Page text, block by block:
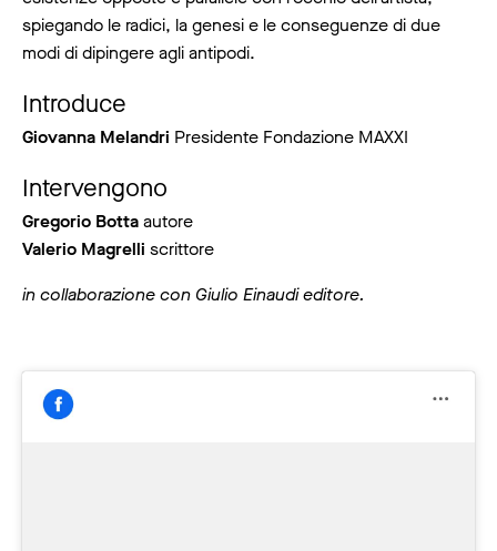
spiegando le radici, la genesi e le conseguenze di due
modi di dipingere agli antipodi.
Introduce
Giovanna Melandri Presidente Fondazione MAXXI
Intervengono
Gregorio Bottaautore
Valerio Magrelli scrittore
in collaborazione con Giulio Einaudi editore.